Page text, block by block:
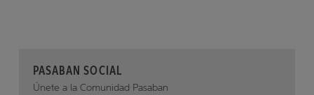
PASABAN SOCIAL
Únete a la Comunidad Pasaban